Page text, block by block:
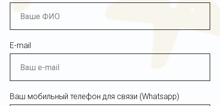
E-mail
Ваш мобильный телефон для связи (Whatsapp)